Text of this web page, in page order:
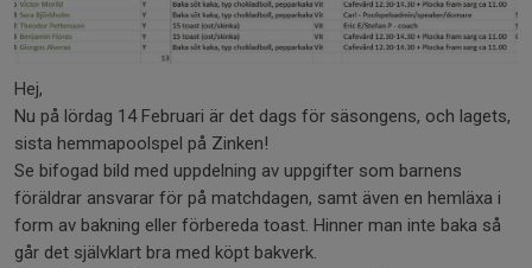
Hej,
Nu på lördag 14 Februari är det dags för säsongens, och lagets,
sista hemmapoolspel på Zinken!
Se bifogad bild med uppdelning av uppgifter som barnens
föräldrar ansvarar för på matchdagen, samt även en hemläxa i
form av bakning eller förbereda toast. Hinner man inte baka så
går det självklart bra med köpt bakverk.